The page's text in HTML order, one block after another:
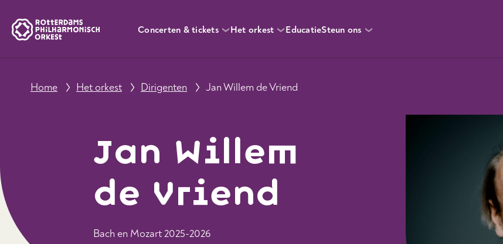
Concerten & tickets Het orkest EducatieSteun ons
Home Het orkest Dirigenten Jan Willem de Vriend
Jan Willem
de Vriend
Bach en Mozart 2025-2026